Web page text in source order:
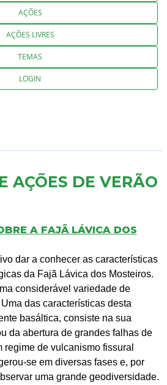
AÇÕES
AÇÕES LIVRES
TEMAS
LOGIN
AÇÕES DE VERÃO
A FAJÃ LÁVICA DOS
dar a conhecer as características
da Fajã Lávica dos Mosteiros.
considerável variedade de
das características desta
basáltica, consiste na sua
da abertura de grandes falhas de
regime de vulcanismo fissural
se em diversas fases e, por
uma grande geodiversidade.